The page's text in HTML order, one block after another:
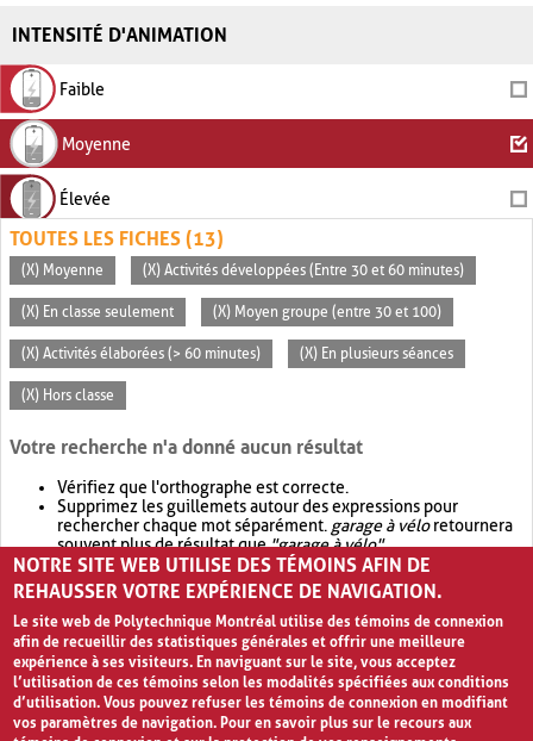
INTENSITÉ D'ANIMATION
Faible
Moyenne
Élevée
TOUTES LES FICHES (13)
(X) Moyenne (X) Activités développées (Entre 30 et 60 minutes)
(X) En classe seulement (X) Moyen groupe (entre 30 et 100)
(X) Activités élaborées (> 60 minutes) (X) En plusieurs séances
(X) Hors classe
Votre recherche n'a donné aucun résultat
Vérifiez que l'orthographe est correcte.
Supprimez les guillemets autour des expressions pour
rechercher chaque mot séparément. garage à véloretournera
souvent plus de résultat que"garage à vélo".
Envisagez d'élargir votre recherche avec OR.garage OR vélo
retournera souvent plus de résultat quegarage à vélo
NOTRE SITE WEB UTILISE DES TÉMOINS AFIN DE
REHAUSSER VOTRE EXPÉRIENCE DE NAVIGATION.
Le site web de Polytechnique Montréal utilise des témoins de connexion
afin de recueillir des statistiques générales et offrir une meilleure
expérience à ses visiteurs. En naviguant sur le site, vous acceptez
l’utilisation de ces témoins selon les modalités spécifiées aux conditions
d’utilisation. Vous pouvez refuser les témoins de connexion en modifiant
vos paramètres de navigation. Pour en savoir plus sur le recours aux